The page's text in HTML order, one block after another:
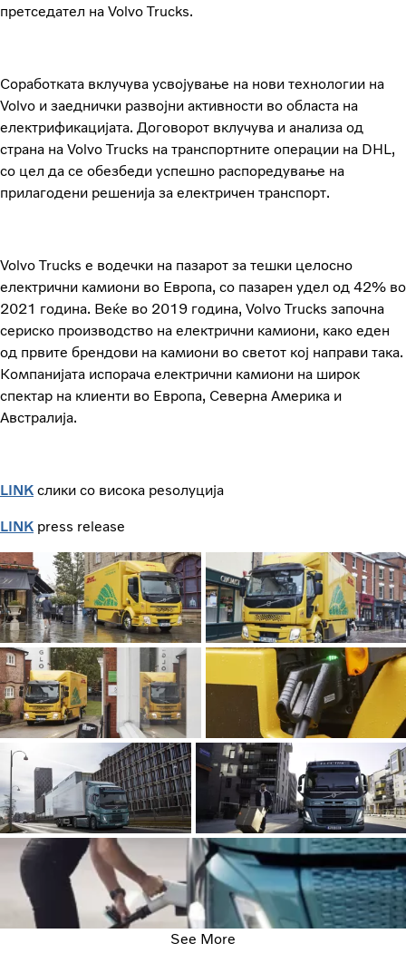
претседател на Volvo Trucks.
Соработката вклучува усвојување на нови технологии на
Volvo и заеднички развојни активности во областа на
електрификацијата. Договорот вклучува и анализа од
страна на Volvo Trucks на транспортните операции на DHL,
со цел да се обезбеди успешно распоредување на
прилагодени решенија за електричен транспорт.
Volvo Trucks е водечки на пазарот за тешки целосно
електрични камиони во Европа, со пазарен удел од 42% во
2021 година. Веќе во 2019 година, Volvo Trucks започна
сериско производство на електрични камиони, како еден
од првите брендови на камиони во светот кој направи така.
Компанијата испорача електрични камиони на широк
спектар на клиенти во Европа, Северна Америка и
Австралија.
LINK слики со висока реѕолуција
LINK press release
See More